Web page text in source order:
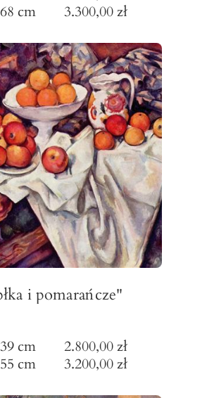
39 cm 2.800,00 zł
55 cm 3.200,00 zł
i pomarańcze"
68 cm 3.300,00 zł